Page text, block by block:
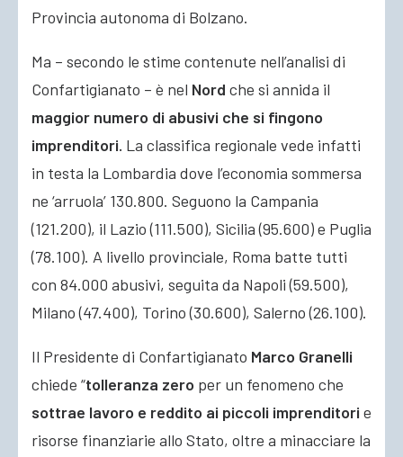
Provincia autonoma di Bolzano.
Ma – secondo le stime contenute nell’analisi di
Confartigianato – è nel Nord che si annida il
maggior numero di abusivi che si fingono
imprenditori. La classifica regionale vede infatti
in testa la Lombardia dove l’economia sommersa
ne ‘arruola’ 130.800. Seguono la Campania
(121.200), il Lazio (111.500), Sicilia (95.600) e Puglia
(78.100). A livello provinciale, Roma batte tutti
con 84.000 abusivi, seguita da Napoli (59.500),
Milano (47.400), Torino (30.600), Salerno (26.100).
Il Presidente di Confartigianato Marco Granelli
chiede “tolleranza zero per un fenomeno che
sottrae lavoro e reddito ai piccoli imprenditori e
risorse finanziarie allo Stato, oltre a minacciare la